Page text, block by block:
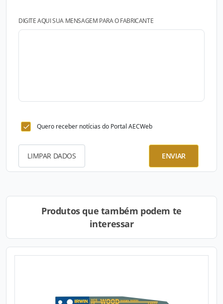
DIGITE AQUI SUA MENSAGEM PARA O FABRICANTE
Quero receber notícias do Portal AECWeb
LIMPAR DADOS ENVIAR
Produtos que também podem te
interessar